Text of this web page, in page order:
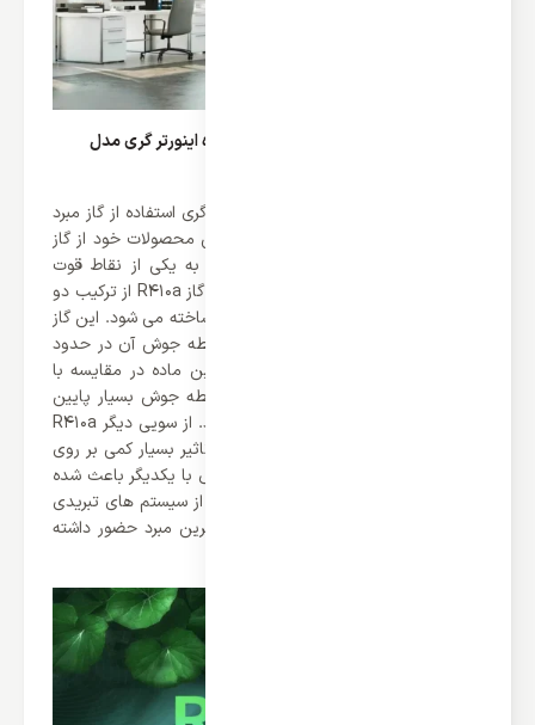
گاز مبرد R410a در کولر گازی 30000 ایستاده اینورتر گری مدل
یکی از دلایل محبوبیت بالای محصولات گری استفاده از گاز مبرد
R410a می باشد. کمپانی گری برای تمامی محصولات خود از گاز
مبرد R410a استفاده می کند که تبدیل به یکی از نقاط قوت
محصولات این کمپانی تبدیل شده است. گاز R410a از ترکیب دو
گاز R125 و R32 با نسبت برابر 50 به 50 ساخته می شود. این گاز
دارای سرمادهی بسیار مناسبی است و نقطه جوش آن در حدود
51- درجه سانتی گران اتفاق می افتد. این ماده در مقایسه با
سایر گازهای مصرفی مانند R22 دارای نقطه جوش بسیار پایین
ترین است و بنابراین بازدهی بیشتری دارد. از سویی دیگر R410a
به خوبی با محیط زیست سازگار است و تاثیر بسیار کمی بر روی
لایه اوزون می گذارد. مجموعه این خواص با یکدیگر باعث شده
است تا این گاز به عنوان مبرد در بسیاری از سیستم های تبریدی
کوچک مانند کولرهای گازی به عنوان بهترین مبرد حضور داشته